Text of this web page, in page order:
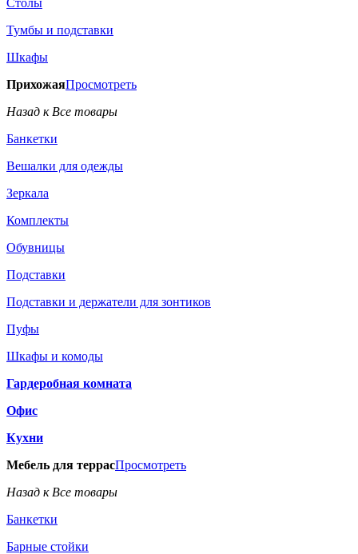
Столы
Тумбы и подставки
Шкафы
ПрихожаяПросмотреть
Назад к Все товары
Банкетки
Вешалки для одежды
Зеркала
Комплекты
Обувницы
Подставки
Подставки и держатели для зонтиков
Пуфы
Шкафы и комоды
Гардеробная комната
Офис
Кухни
Мебель для террасПросмотреть
Назад к Все товары
Банкетки
Барные стойки